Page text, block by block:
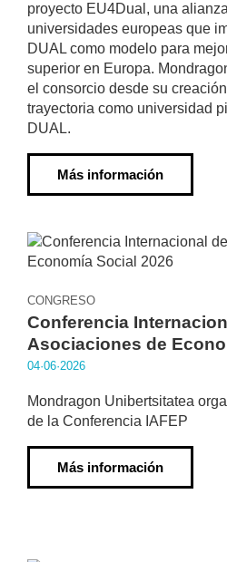
proyecto EU4Dual, una
universidades europeas que
DUAL como modelo para
superior en Europa.
el consorcio desde su
trayectoria como universidad
DUAL.
Más información
CONGRESO
Conferencia
Asociaciones de
04·06·2026
Mondragon Unibertsitatea
de la Conferencia IAFEP
Más información